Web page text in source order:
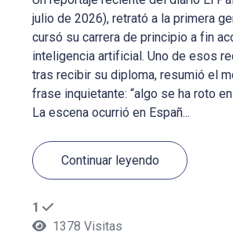
julio de 2026), retrató a la primera
cursó su carrera de principio a fin
inteligencia artificial. Uno de esos
tras recibir su diploma, resumió el
frase inquietante: “algo se ha roto
La escena ocurrió en Españ...
Continuar leyendo
1
1378 Visitas